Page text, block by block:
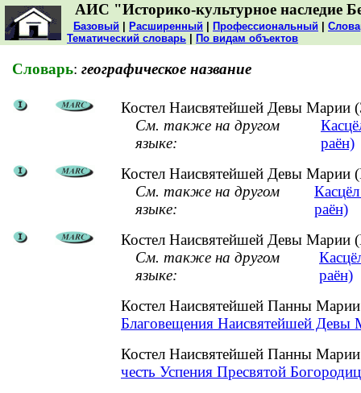
АИС "Историко-культурное наследие
Базовый Расширенный Профессиональный
Тематический словарь
По видам объектов
Словарь: географическое название
Костел Наисвятейшей Девы Марии
См. также на другом
языке:
раён)
Костел Наисвятейшей Девы Марии
См. также на другом
языке:
раён)
Костел Наисвятейшей Девы Марии
См. также на другом
языке:
раён)
Костел Наисвятейшей Панны
Благовещения Наисвятейшей Девы
Костел Наисвятейшей Панны
честь Успения Пресвятой